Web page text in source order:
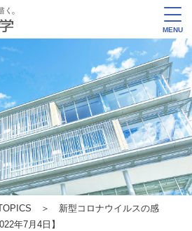
MENU
＞ 新型コロナウイルスの感
年7月4日】